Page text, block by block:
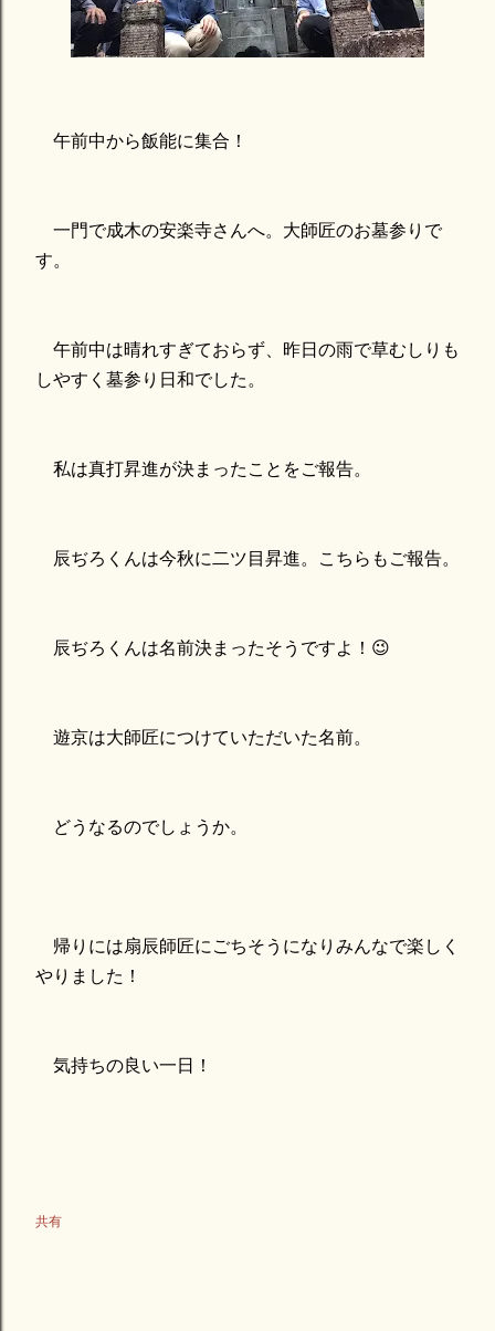
午前中から飯能に集合！
一門で成木の安楽寺さんへ。大師匠のお墓参りで
す。
午前中は晴れすぎておらず、昨日の雨で草むしりも
しやすく墓参り日和でした。
私は真打昇進が決まったことをご報告。
辰ぢろくんは今秋に二ツ目昇進。こちらもご報告。
辰ぢろくんは名前決まったそうですよ！😉
遊京は大師匠につけていただいた名前。
どうなるのでしょうか。
帰りには扇辰師匠にごちそうになりみんなで楽しく
やりました！
気持ちの良い一日！
共有